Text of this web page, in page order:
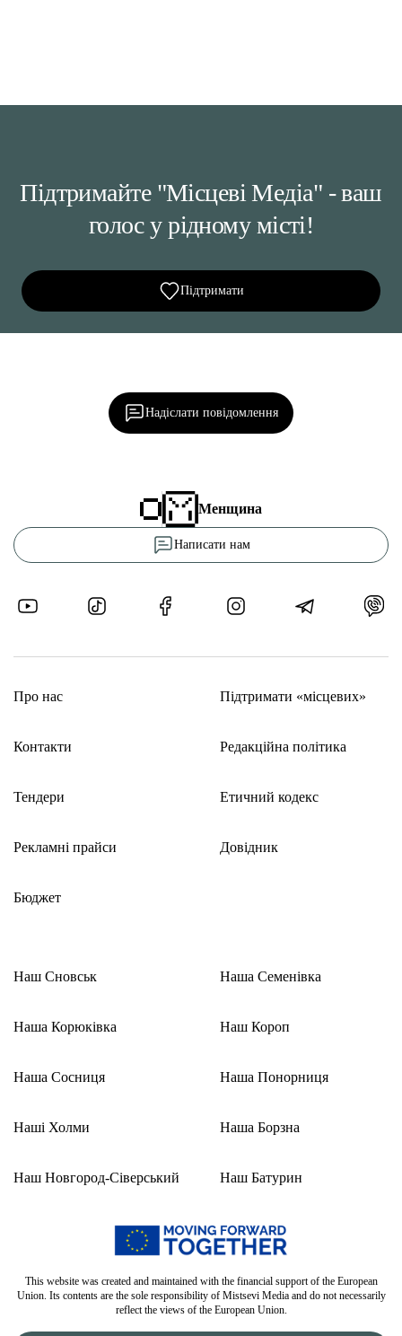
Підтримайте "Місцеві Медіа" - ваш
голос у рідному місті!
Підтримати
Надіслати повідомлення
Менщина
Написати нам
Про нас
Контакти
Тендери
Рекламні прайси
Бюджет
Підтримати «місцевих»
Редакційна політика
Етичний кодекс
Довідник
Наш Сновськ
Наша Корюківка
Наша Сосниця
Наші Холми
Наш Новгород-Сіверський
Наша Семенівка
Наш Короп
Наша Понорниця
Наша Борзна
Наш Батурин
This website was created and maintained with the financial support of the European
Union. Its contents are the sole responsibility of Mistsevi Media and do not necessarily
reflect the views of the European Union.